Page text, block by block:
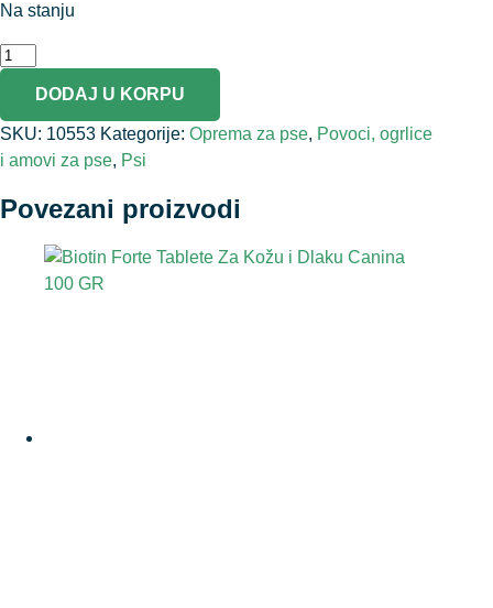
Na stanju
DODAJ U KORPU
SKU: 10553 Kategorije: Oprema za pse, Povoci, ogrlice
i amovi za pse, Psi
Povezani proizvodi